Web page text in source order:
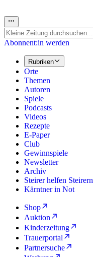
Abonnent:in werden
Rubriken
Orte
Themen
Autoren
Spiele
Podcasts
Videos
Rezepte
E-Paper
Club
Gewinnspiele
Newsletter
Archiv
Steirer helfen Steirern
Kärntner in Not
Shop
Auktion
Kinderzeitung
Trauerportal
Partnersuche